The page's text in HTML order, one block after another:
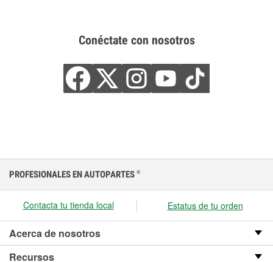
Conéctate con nosotros
PROFESIONALES EN AUTOPARTES ®
Contacta tu tienda local Estatus de tu orden
Acerca de nosotros
Recursos